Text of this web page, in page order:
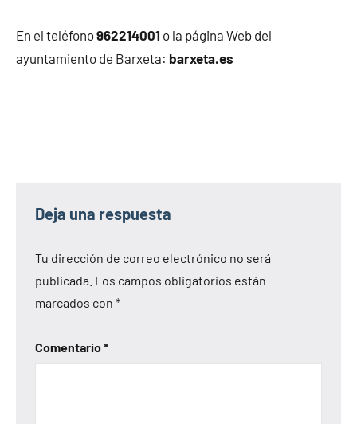
En el teléfono962214001 o la página Web del
ayuntamiento de Barxeta: barxeta.es
Deja una respuesta
Tu dirección de correo electrónico no será
publicada. Los campos obligatorios están
marcados con *
Comentario*